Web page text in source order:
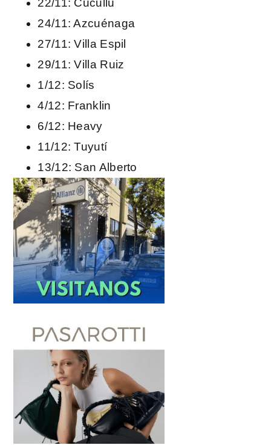
22/11: Cucullú
24/11: Azcuénaga
27/11: Villa Espil
29/11: Villa Ruiz
1/12: Solís
4/12: Franklin
6/12: Heavy
11/12: Tuyutí
13/12: San Alberto